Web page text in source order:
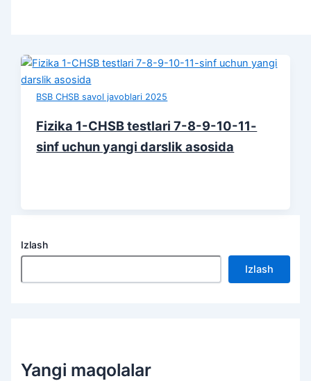
BSB CHSB savol javoblari 2025
Fizika 1-CHSB testlari 7-8-9-10-11-
sinf uchun yangi darslik asosida
Izlash
Izlash
Yangi maqolalar